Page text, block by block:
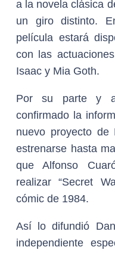
a la novela clásica
un giro distinto.
película estará
con las
Isaac y Mia Goth.
Por su parte y
confirmado la
nuevo proyecto de
estrenarse hasta
que Alfonso
realizar “Secret
cómic de 1984.
Así lo difundió
independiente